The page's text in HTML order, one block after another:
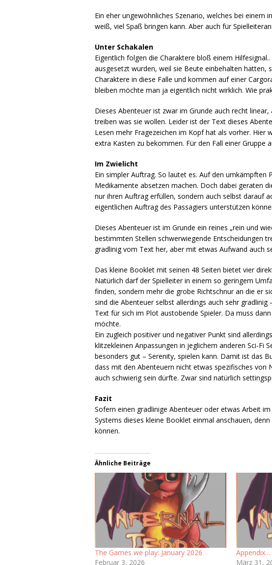
Ein eher ungewöhnliches Szenario, welches bei einem
weiß, viel Spaß bringen kann. Aber auch für
Unter Schakalen
Eigentlich folgen die Charaktere bloß einem
ausgesetzt wurden, weil sie Beute einbehalten
Charaktere in diese Falle und kommen auf einer
bleiben möchte man ja eigentlich nicht wirklich. Wie
Dieses Abenteuer ist zwar im Grunde auch recht
treiben was sie wollen. Leider ist der Text dieses
Lesen mehr Fragezeichen im Kopf hat als vorher. Hier
extra Kasten zu bekommen. Für den Fall einer
Im Zwielicht
Ein simpler Auftrag. So lautet es. Auf den
Medikamente absetzen machen. Doch dabei geraten
nur ihren Auftrag erfüllen, sondern auch selbst darauf
eigentlichen Auftrag des Passagiers unterstützen
Dieses Abenteuer ist im Grunde ein reines „rein und
bestimmten Stellen schwerwiegende Entscheidungen
gradlinig vom Text her, aber mit etwas Aufwand auch
Das kleine Booklet mit seinen 48 Seiten bietet vier
Natürlich darf der Spielleiter in einem so geringem
finden, sondern mehr die grobe Richtschnur an die er
sind die Abenteuer selbst allerdings auch sehr
Text für sich im Plot austobende Spieler. Da muss
möchte.
Ein zugleich positiver und negativer Punkt sind
klitzekleinen Anpassungen in jeglichem anderen Sci-Fi
besonders gut – Serenity, spielen kann. Damit ist das
dass mit den Abenteuern nicht etwas spezifisches
auch schwierig sein dürfte. Zwar sind natürlich
Fazit
Sofern einen gradlinige Abenteuer oder etwas Arbeit
Systems dieses kleine Booklet einmal anschauen,
können.
Ähnliche Beiträge
The Games we play: January 2026
Februar 3, 2026
Appendix…
März 31,